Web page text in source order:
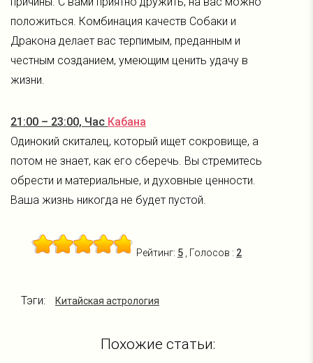
положиться. Комбинация качеств Собаки и
Дракона делает вас терпимым, преданным и
честным созданием, умеющим ценить удачу в
жизни.
21:00 – 23:00, Час Кабана
Одинокий скиталец, который ищет сокровище, а
потом не знает, как его сберечь. Вы стремитесь
обрести и материальные, и духовные ценности.
Ваша жизнь никогда не будет пустой.
Рейтинг: 5 , Голосов : 2
Тэги: Китайская астрология
Похожие статьи: